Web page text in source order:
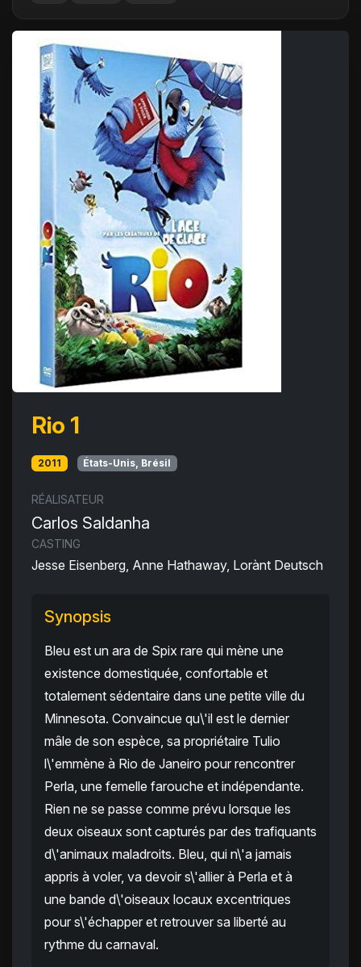
Rio 1
2011 États-Unis, Brésil
RÉALISATEUR
Carlos Saldanha
CASTING
Jesse Eisenberg, Anne Hathaway, Lorànt Deutsch
Synopsis
Bleu est un ara de Spix rare qui mène une
existence domestiquée, confortable et
totalement sédentaire dans une petite ville du
Minnesota. Convaincue qu\'il est le dernier
mâle de son espèce, sa propriétaire Tulio
l\'emmène à Rio de Janeiro pour rencontrer
Perla, une femelle farouche et indépendante.
Rien ne se passe comme prévu lorsque les
deux oiseaux sont capturés par des trafiquants
d\'animaux maladroits. Bleu, qui n\'a jamais
appris à voler, va devoir s\'allier à Perla et à
une bande d\'oiseaux locaux excentriques
pour s\'échapper et retrouver sa liberté au
rythme du carnaval.